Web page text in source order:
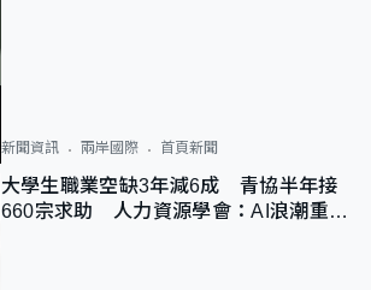
新聞資訊 兩岸國際 首頁新聞
大學生職業空缺3年減6成 青協半年接
660宗求助 人力資源學會：AI浪潮重整